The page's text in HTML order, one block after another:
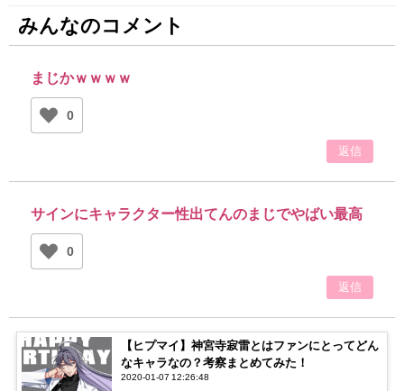
みんなのコメント
まじかｗｗｗｗ
0
返信
サインにキャラクター性出てんのまじでやばい最高
0
返信
【ヒプマイ】神宮寺寂雷とはファンにとってどん
なキャラなの？考察まとめてみた！
2020-01-07 12:26:48